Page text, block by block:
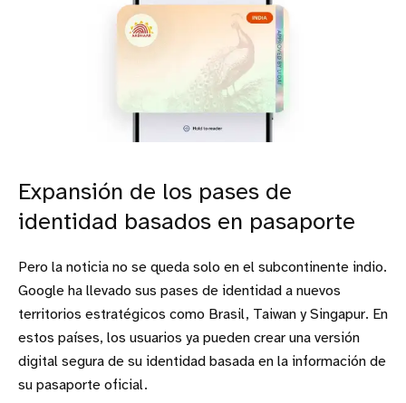
Expansión de los pases de
identidad basados en pasaporte
Pero la noticia no se queda solo en el subcontinente indio.
Google ha llevado sus pases de identidad a nuevos
territorios estratégicos como Brasil, Taiwan y Singapur. En
estos países, los usuarios ya pueden crear una versión
digital segura de su identidad basada en la información de
su pasaporte oficial.